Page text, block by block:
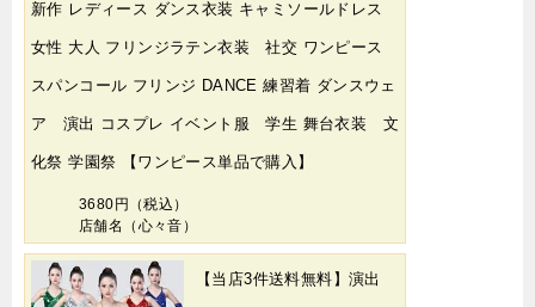
新作 レディース ダンス衣装 キャミソールドレス
女性 大人 フリンジラテン衣装 社交 ワンピース
スパンコール フリンジ DANCE 練習着 ダンスウェ
ア 演出 コスプレ イベント服 学生 舞台衣装 文
化祭 学園祭 【ワンピース単品で購入】
3680円（税込）
店舗名（心々音）
【当店3件送料無料】演出